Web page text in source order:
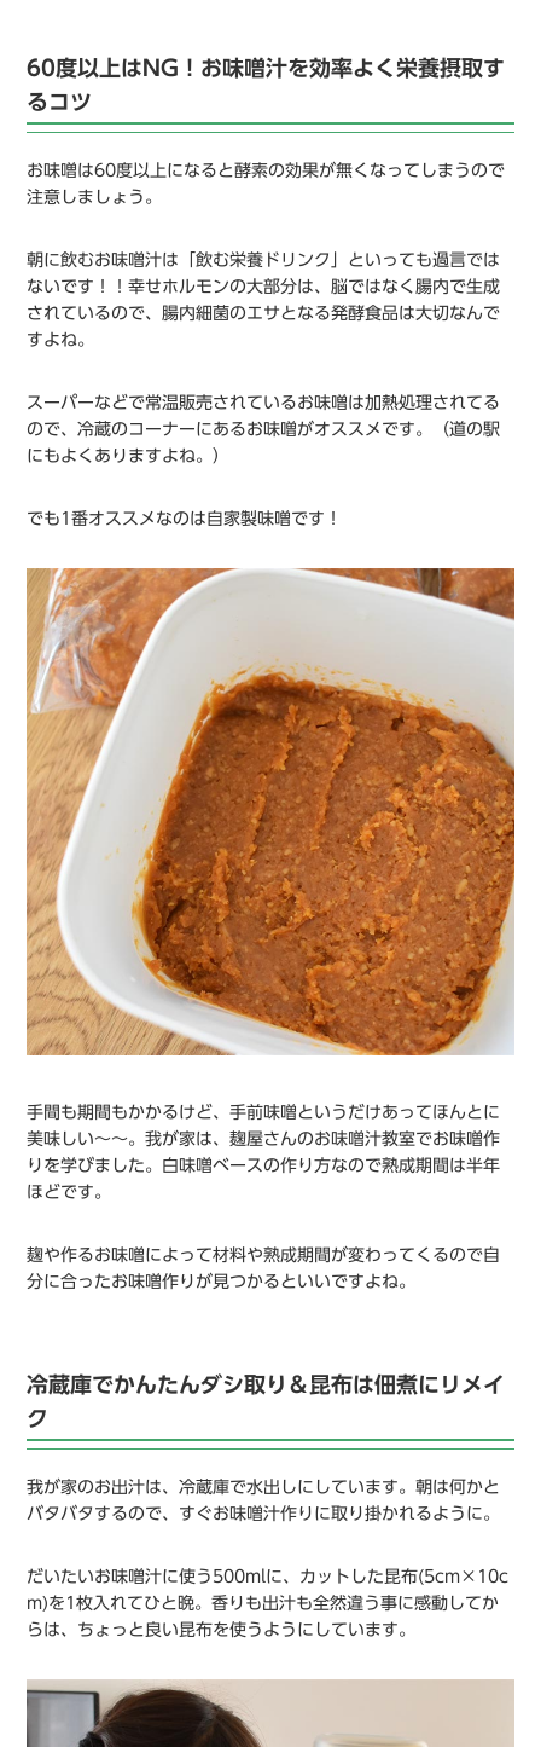
60度以上はNG！お味噌汁を効率よく栄養摂取す
るコツ
お味噌は60度以上になると酵素の効果が無くなってしまうので
注意しましょう。
朝に飲むお味噌汁は「飲む栄養ドリンク」といっても過言では
ないです！！幸せホルモンの大部分は、脳ではなく腸内で生成
されているので、腸内細菌のエサとなる発酵食品は大切なんで
すよね。
スーパーなどで常温販売されているお味噌は加熱処理されてる
ので、冷蔵のコーナーにあるお味噌がオススメです。（道の駅
にもよくありますよね。）
でも1番オススメなのは自家製味噌です！
手間も期間もかかるけど、手前味噌というだけあってほんとに
美味しい〜〜。我が家は、麹屋さんのお味噌汁教室でお味噌作
りを学びました。白味噌ベースの作り方なので熟成期間は半年
ほどです。
麹や作るお味噌によって材料や熟成期間が変わってくるので自
分に合ったお味噌作りが見つかるといいですよね。
冷蔵庫でかんたんダシ取り＆昆布は佃煮にリメイ
ク
我が家のお出汁は、冷蔵庫で水出しにしています。朝は何かと
バタバタするので、すぐお味噌汁作りに取り掛かれるように。
だいたいお味噌汁に使う500mlに、カットした昆布(5cm×10c
m)を1枚入れてひと晩。香りも出汁も全然違う事に感動してか
らは、ちょっと良い昆布を使うようにしています。